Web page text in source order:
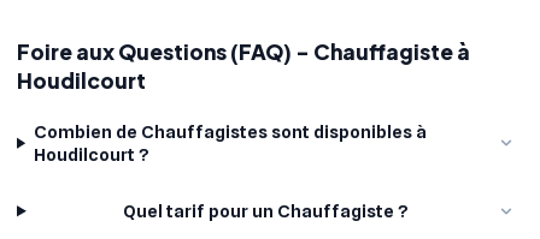
Foire aux Questions (FAQ) - Chauffagiste à
Houdilcourt
Combien de Chauffagistes sont disponibles à
Houdilcourt ?
Quel tarif pour un Chauffagiste ?